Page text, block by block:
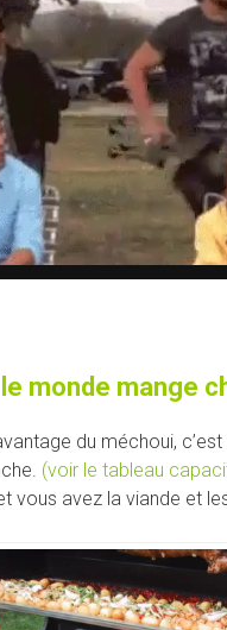
monde mange
du méchoui,
(voir le tableau
vous avez la viande et